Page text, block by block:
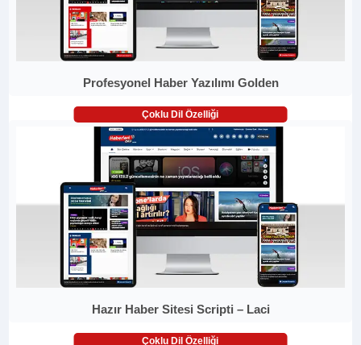
Profesyonel Haber Yazılımı Golden
Çoklu Dil Özelliği
Hazır Haber Sitesi Scripti – Laci
Çoklu Dil Özelliği